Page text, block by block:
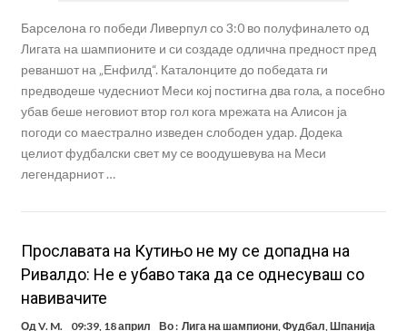
Барселона го победи Ливерпул со 3:0 во полуфиналето од
Лигата на шампионите и си создаде одлична предност пред
реваншот на „Енфилд“. Каталонците до победата ги
предводеше чудесниот Меси кој постигна два гола, а посебно
убав беше неговиот втор гол кога мрежата на Алисон ја
погоди со маестрално изведен слободен удар. Додека
целиот фудбалски свет му се воодушевува на Меси
легендарниот …
Прославата на Кутињо не му се допадна на
Ривалдо: Не е убаво така да се однесуваш со
навивачите
Од V. M. 09:39, 18 април Во : Лига на шампиони, Фудбал Шпанија